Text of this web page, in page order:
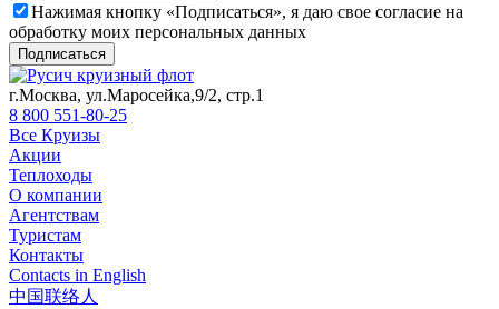
Нажимая кнопку «Подписаться», я даю свое согласие на
обработку моих персональных данных
Подписаться
г.Москва, ул.Маросейка,9/2, стр.1
8 800 551-80-25
Все Круизы
Акции
Теплоходы
О компании
Агентствам
Туристам
Контакты
Contacts in English
中国联络人